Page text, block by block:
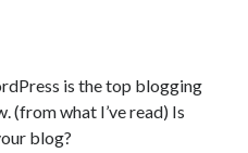
is the top blogging
(from what I’ve read) Is
blog?